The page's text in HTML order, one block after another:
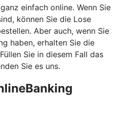
einfach online. Wenn Sie
können Sie die Lose
Aber auch, wenn Sie
haben, erhalten Sie die
Sie in diesem Fall das
Sie es uns.